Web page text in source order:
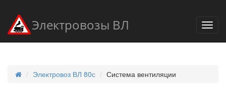
Электровозы ВЛ
Электровоз ВЛ 80с Система вентиляции